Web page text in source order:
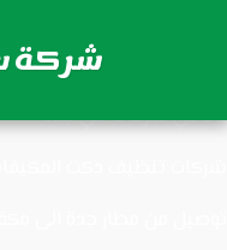
توصيل من مكة الى مطار
محامي شركات في جدة
شركة